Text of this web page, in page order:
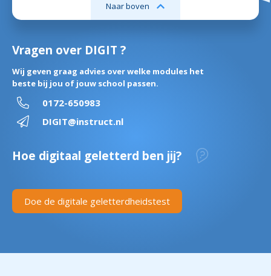
Naar boven
Vragen over DIGIT ?
Wij geven graag advies over welke modules het
beste bij jou of jouw school passen.
0172-650983
DIGIT@instruct.nl
Hoe digitaal geletterd ben jij?
Doe de digitale geletterdheidstest